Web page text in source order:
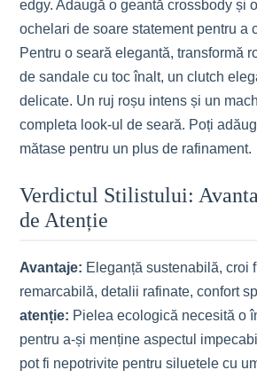
edgy. Adaugă o geantă crossbody și
ochelari de soare statement pentru a
Pentru o seară elegantă, transformă
de sandale cu toc înalt, un clutch
delicate. Un ruj roșu intens și un
completa look-ul de seară. Poți
mătase pentru un plus de rafinament.
Verdictul Stilistului:
de Atenție
Avantaje: Eleganță sustenabilă, croi
remarcabilă, detalii rafinate, confort
atenție: Pielea ecologică necesită o
pentru a-și menține aspectul
pot fi nepotrivite pentru siluetele cu